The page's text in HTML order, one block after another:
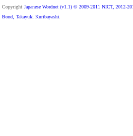
Copyright Japanese Wordnet (v1.1) © 2009-2011 NICT, 2012-
Bond, Takayuki Kuribayashi